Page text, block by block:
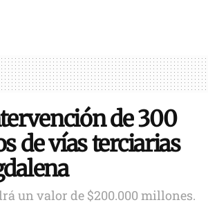
de 300
de vías terciarias
un valor de $200.000 millones.